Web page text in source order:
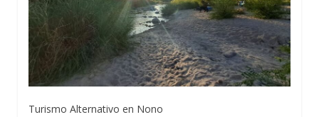
Turismo Alternativo en Nono